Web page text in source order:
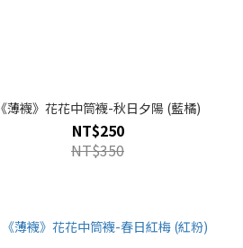
《薄襪》花花中筒襪-秋日夕陽 (藍橘)
NT$250
NT$350